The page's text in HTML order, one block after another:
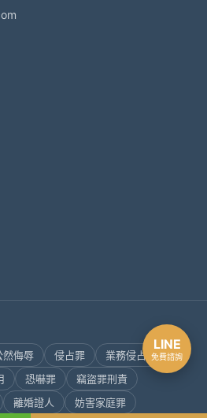
然侮辱 侵占罪
業務侵占罪
恐嚇罪
竊盜罪刑責
離婚證人 妨害家庭罪
LINE
免費諮詢